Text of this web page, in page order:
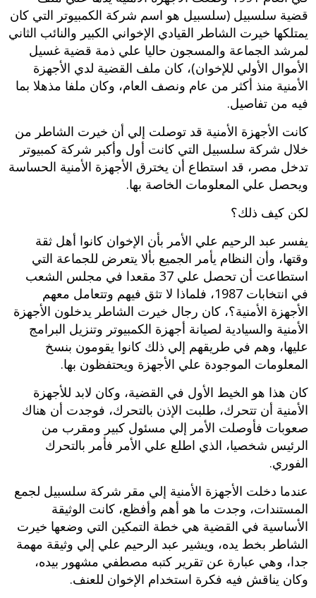
قضية سلسبيل (سلسبيل هو اسم شركة الكمبيوتر التي كان
يمتلكها خيرت الشاطر القيادي الإخواني الكبير والنائب الثاني
لمرشد الجماعة والمسجون حاليا علي ذمة قضية غسيل
الأموال الأولي للإخوان)، كان ملف القضية لدي الأجهزة
الأمنية منذ أكثر من عام ونصف العام، وكان ملفا مذهلا بما
فيه من تفاصيل.
كانت الأجهزة الأمنية قد توصلت إلي أن خيرت الشاطر من
خلال شركة سلسبيل التي كانت أول وأكبر شركة كمبيوتر
تدخل مصر، قد استطاع أن يخترق الأجهزة الأمنية الحساسة
ويحصل علي المعلومات الخاصة بها.
لكن كيف ذلك؟
يفسر عبد الرحيم علي الأمر بأن الإخوان كانوا أهل ثقة
وقتها، وأن النظام يأمر الجميع بألا يتعرض للجماعة التي
استطاعت أن تحصل علي 37 مقعدا في مجلس الشعب
في انتخابات 1987، فلماذا لا تثق فيهم وتتعامل معهم
الأجهزة الأمنية؟، كان رجال خيرت الشاطر يدخلون الأجهزة
الأمنية والسيادية لصيانة أجهزة الكمبيوتر وتنزيل البرامج
عليها، وهم في طريقهم إلي ذلك كانوا يقومون بنسخ
المعلومات الموجودة علي الأجهزة ويحتفظون بها.
كان هذا هو الخيط الأول في القضية، وكان لابد للأجهزة
الأمنية أن تتحرك، طلبت الإذن بالتحرك، فوجدت أن هناك
صعوبات فأوصلت الأمر إلي مسئول كبير ومقرب من
الرئيس شخصيا، الذي اطلع علي الأمر فأمر بالتحرك
الفوري.
عندما دخلت الأجهزة الأمنية إلي مقر شركة سلسبيل لجمع
المستندات، وجدت ما هو أهم وأفظع، كانت الوثيقة
الأساسية في القضية هي خطة التمكين التي وضعها خيرت
الشاطر بخط يده، ويشير عبد الرحيم علي إلي وثيقة مهمة
جدا، وهي عبارة عن تقرير كتبه مصطفي مشهور بيده،
وكان يناقش فيه فكرة استخدام الإخوان للعنف.